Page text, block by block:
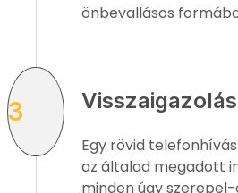
önbevallásos
Visszaigazolás
Egy rövid
az általad megadott
minden úgy
3